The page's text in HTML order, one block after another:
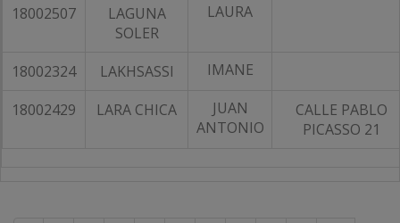
18002507
LAGUNA
SOLER
LAURA
18002324 LAKHSASSI IMANE
18002429 LARA CHICA
JUAN
ANTONIO
CALLE PABLO
PICASSO 21